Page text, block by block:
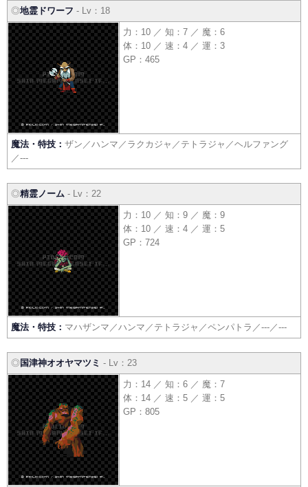
◎地霊ドワーフ - Lv：18
力：10 ／ 知：7 ／ 魔：6
体：10 ／ 速：4 ／ 運：3
GP：465
魔法・特技： ザン／ハンマ／ラクカジャ／テトラジャ／ヘルファング
／---
◎精霊ノーム - Lv：22
力：10 ／ 知：9 ／ 魔：9
体：10 ／ 速：4 ／ 運：5
GP：724
魔法・特技： マハザンマ／ハンマ／テトラジャ／ペンパトラ／---／---
◎国津神オオヤマツミ - Lv：23
力：14 ／ 知：6 ／ 魔：7
体：14 ／ 速：5 ／ 運：5
GP：805